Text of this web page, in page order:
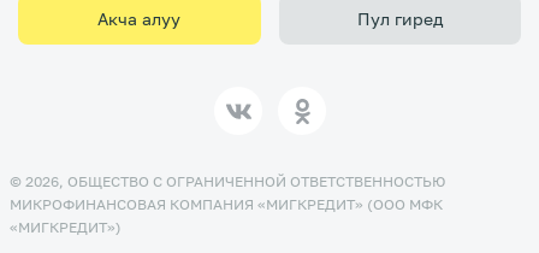
Акча алуу Пул гиред
© 2026, ОБЩЕСТВО С ОГРАНИЧЕННОЙ ОТВЕТСТВЕННОСТЬЮ
МИКРОФИНАНСОВАЯ КОМПАНИЯ «МИГКРЕДИТ» (ООО МФК
«МИГКРЕДИТ»)